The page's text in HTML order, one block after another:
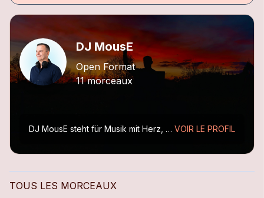
DJ MousE
Open Format
11 morceaux
DJ MousE steht für Musik mit Herz, Beat und Charakter. VOIR LE PROFIL
TOUS LES MORCEAUX